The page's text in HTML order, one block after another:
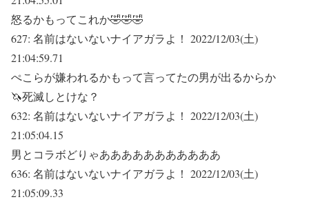
怒るかもってこれか🤣🤣🤣
627: 名前はないないナイアガラよ！ 2022/12/03(土)
21:04:59.71
ぺこらが嫌われるかもって言ってたの男が出るからか
🦄死滅しとけな？
632: 名前はないないナイアガラよ！ 2022/12/03(土)
21:05:04.15
男とコラボどりゃあああああああああああ
636: 名前はないないナイアガラよ！ 2022/12/03(土)
21:05:09.33